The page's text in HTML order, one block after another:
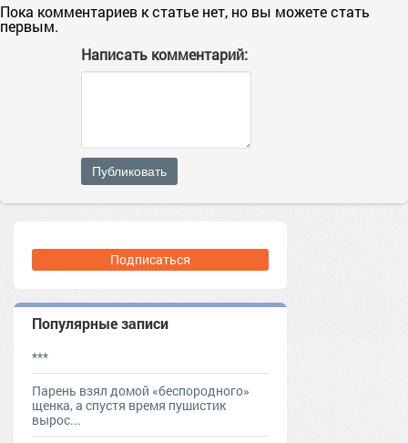
Пока комментариев к статье нет, но вы можете стать
первым.
Написать комментарий:
Публиковать
Подписаться
Популярные записи
***
Парень взял домой «беспородного»
щенка, а спустя время пушистик
вырос...